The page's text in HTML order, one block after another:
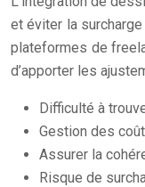
et éviter la
plateformes de
d’apporter les
Difficulté à
Gestion des
Assurer la
Risque de